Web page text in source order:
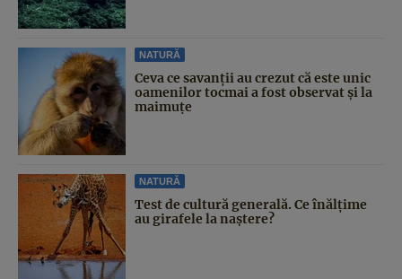
NATURĂ
Ceva ce savanții au crezut că este unic
oamenilor tocmai a fost observat și la
maimuțe
NATURĂ
Test de cultură generală. Ce înălțime
au girafele la naștere?